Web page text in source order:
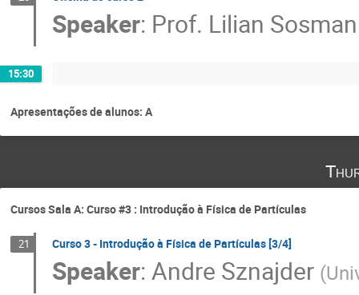
Speaker: Prof. Lilian Sosman
15:30
Apresentações de alunos: A
Cursos Sala A: Curso #3 : Introdução à Física de Partículas
21 Curso 3 - Introdução à Física de Partículas [3/4]
Speaker:Andre Sznajder (